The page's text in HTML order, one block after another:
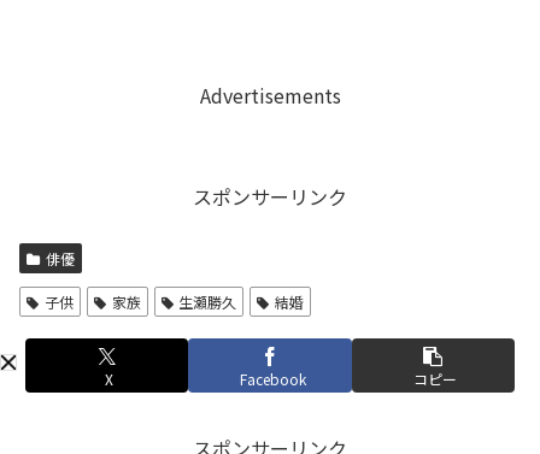
Advertisements
スポンサーリンク
俳優
子供 家族 生瀬勝久 結婚
X Facebook コピー